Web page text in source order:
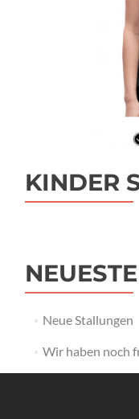
KINDER
Neue Stallungen
Wir haben noch